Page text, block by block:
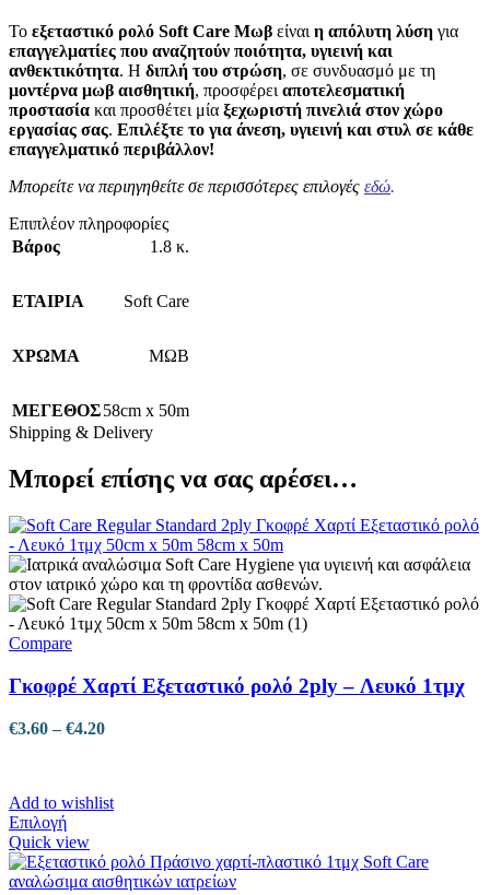
Το εξεταστικό ρολό Soft Care Μωβ είναιη απόλυτη λύση για
επαγγελματίες που αναζητούν ποιότητα, υγιεινή και
ανθεκτικότητα. Η διπλή του στρώση, σε συνδυασμό με τη
μοντέρνα μωβ αισθητική, προσφέρειαποτελεσματική
προστασία και προσθέτει μία ξεχωριστή πινελιά στον χώρο
εργασίας σας. Επιλέξτε το για άνεση, υγιεινή και στυλ σε κάθε
επαγγελματικό περιβάλλον!
Μπορείτε να περιηγηθείτε σε περισσότερες επιλογές εδώ.
Επιπλέον πληροφορίες
Βάρος
1.8 κ.
ΕΤΑΙΡΙΑ Soft Care
ΧΡΩΜΑ ΜΩΒ
ΜΕΓΕΘΟΣ58cm x 50m
Shipping & Delivery
Μπορεί επίσης να σας αρέσει…
Compare
Γκοφρέ Χαρτί Εξεταστικό ρολό 2ply – Λευκό 1τμχ
€3.60 – €4.20Price
€4.20
Add to wishlist
ΕπιλογήΑυτό
το
προϊόν
έχει
Quick view